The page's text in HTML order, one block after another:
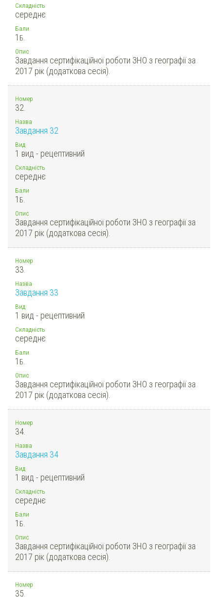
Складність
середнє
Бали
1 Б.
Опис
Завдання сертифікаційної роботи ЗНО з географії за
2017 рік (додаткова сесія).
Номер
32.
Назва
Завдання 32
Вид
1 вид - рецептивний
Складність
середнє
Бали
1 Б.
Опис
Завдання сертифікаційної роботи ЗНО з географії за
2017 рік (додаткова сесія).
Номер
33.
Назва
Завдання 33
Вид
1 вид - рецептивний
Складність
середнє
Бали
1 Б.
Опис
Завдання сертифікаційної роботи ЗНО з географії за
2017 рік (додаткова сесія).
Номер
34.
Назва
Завдання 34
Вид
1 вид - рецептивний
Складність
середнє
Бали
1 Б.
Опис
Завдання сертифікаційної роботи ЗНО з географії за
2017 рік (додаткова сесія).
Номер
35.